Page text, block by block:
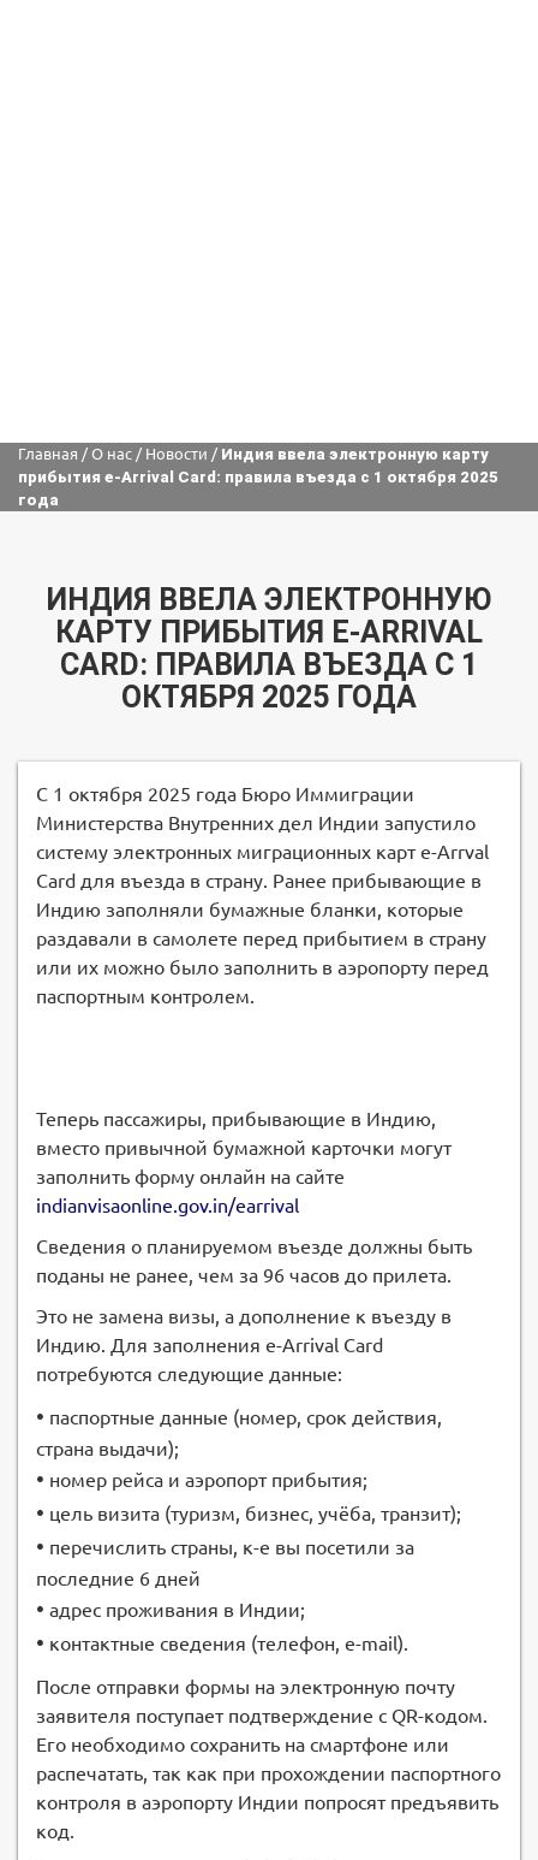
Главная / О нас / Новости / Индия ввела электронную карту
прибытия e-Arrival Card: правила въезда с 1 октября 2025
года
ИНДИЯ ВВЕЛА ЭЛЕКТРОННУЮ
КАРТУ ПРИБЫТИЯ E-ARRIVAL
CARD: ПРАВИЛА ВЪЕЗДА С 1
ОКТЯБРЯ 2025 ГОДА
С 1 октября 2025 года Бюро Иммиграции
Министерства Внутренних дел Индии запустило
систему электронных миграционных карт e-Arrval
Card для въезда в страну. Ранее прибывающие в
Индию заполняли бумажные бланки, которые
раздавали в самолете перед прибытием в страну
или их можно было заполнить в аэропорту перед
паспортным контролем.
Теперь пассажиры, прибывающие в Индию,
вместо привычной бумажной карточки могут
заполнить форму онлайн на сайте
indianvisaonline.gov.in/earrival
Сведения о планируемом въезде должны быть
поданы не ранее, чем за 96 часов до прилета.
Это не замена визы, а дополнение к въезду в
Индию. Для заполнения e-Arrival Card
потребуются следующие данные:
• паспортные данные (номер, срок действия,
страна выдачи);
• номер рейса и аэропорт прибытия;
• цель визита (туризм, бизнес, учёба, транзит);
• перечислить страны, к-е вы посетили за
последние 6 дней
• адрес проживания в Индии;
• контактные сведения (телефон, e-mail).
После отправки формы на электронную почту
заявителя поступает подтверждение с QR-кодом.
Его необходимо сохранить на смартфоне или
распечатать, так как при прохождении паспортного
контроля в аэропорту Индии попросят предъявить
код.